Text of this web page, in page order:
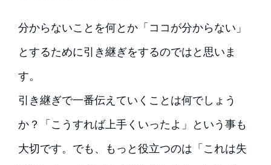
分からないことを何とか「ココが分からない」
とするために引き継ぎをするのではと思いま
す。
引き継ぎで一番伝えていくことは何でしょう
か？「こうすれば上手くいったよ」という事も
大切です。でも、もっと役立つのは「これは失